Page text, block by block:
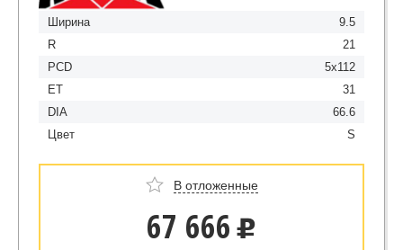
Ширина
9.5
R
21
PCD
5x112
ET
31
DIA
66.6
Цвет
S
В отложенные
67 666 u